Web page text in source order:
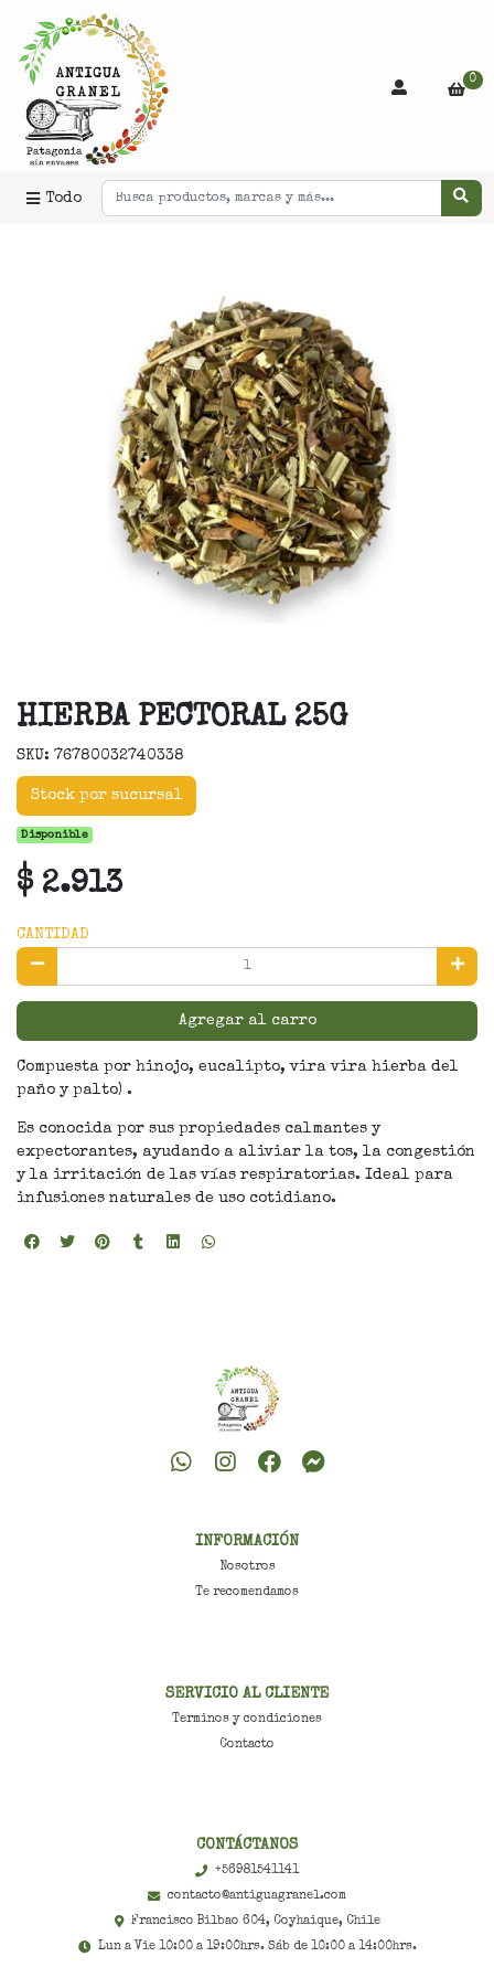
Todo
0
HIERBA PECTORAL 25G
SKU: 76780032740338
Stock por sucursal
Disponible
$ 2.913
CANTIDAD
Agregar al carro
Compuesta por hinojo, eucalipto, vira vira hierba del
paño y palto) .
Es conocida por sus propiedades calmantes y
expectorantes, ayudando a aliviar la tos, la congestión
y la irritación de las vías respiratorias. Ideal para
infusiones naturales de uso cotidiano.
INFORMACIÓN
Nosotros
Te recomendamos
SERVICIO AL CLIENTE
Terminos y condiciones
Contacto
CONTÁCTANOS
+56981541141
contacto@antiguagranel.com
Francisco Bilbao 604, Coyhaique, Chile
Lun a Vie 10:00 a 19:00hrs. Sáb de 10:00 a 14:00hrs.